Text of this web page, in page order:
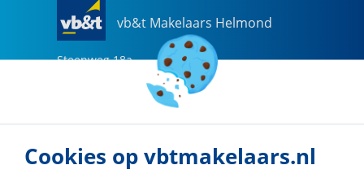
vb&t Makelaars Helmond
Steenweg 18a
helmond@vbtmakelaars.nl
Naar vestiging
Cookies op vbtmakelaars.nl